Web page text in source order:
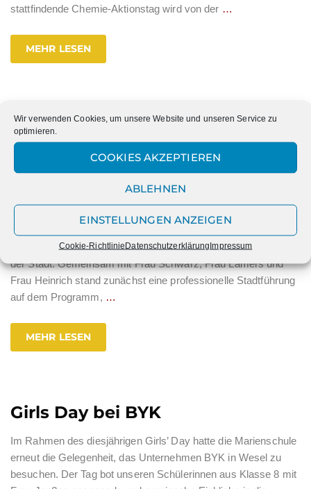
Wir verwenden Cookies, um unsere Website und unseren Service zu
optimieren.
COOKIES AKZEPTIEREN
ABLEHNEN
EINSTELLUNGEN ANZEIGEN
Cookie-RichtlinieDatenschutzerklärungImpressum
stattfindende Chemie-Aktionstag wird von der …
MEHR LESEN
Französischer Austausch: Zwei
besondere Projekttage voller
Begegnung und Kultur
Austauschgruppe der 8fs-, 9fs- und 10fs-Kurse der
Marienschule. Am Montag erlebten die Schülerinnen bei
strahlendem „Kaiser(innen)-Wetter“ einen besonderen Tag in
der Stadt: Gemeinsam mit Frau Schwarz, Frau Lamers und
Frau Heinrich stand zunächst eine professionelle Stadtführung
auf dem Programm, …
MEHR LESEN
Girls Day bei BYK
Im Rahmen des diesjährigen Girls’ Day hatte die Marienschule
erneut die Gelegenheit, das Unternehmen BYK in Wesel zu
besuchen. Der Tag bot unseren Schülerinnen aus Klasse 8 mit